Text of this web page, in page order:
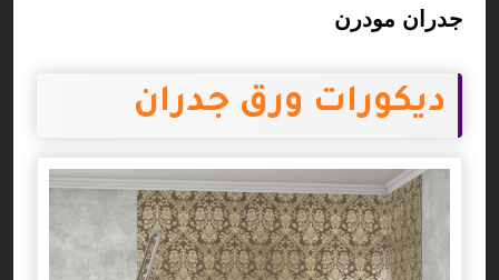
جدران مودرن
ديكورات ورق جدران